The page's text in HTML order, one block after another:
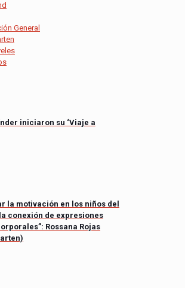
General
iniciaron su ‘Viaje a
la motivación en los niños del
conexión de expresiones
Rossana Rojas